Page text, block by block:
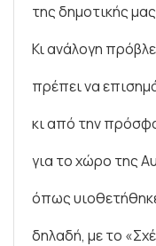
της δημοτικής
Κι ανάλογη
πρέπει να
κι από την
για το χώρο της
όπως
δηλαδή, με το